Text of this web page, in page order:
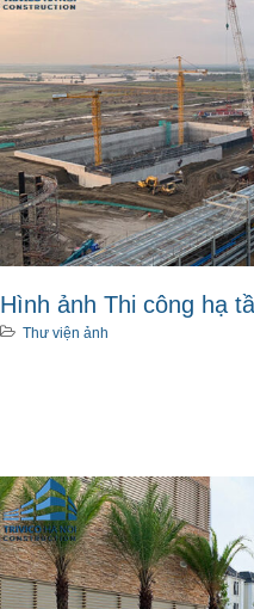
Hình ảnh Thi công hạ
Thư viện ảnh